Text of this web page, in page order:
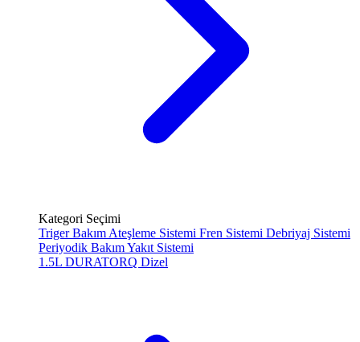
Kategori Seçimi
Triger Bakım Ateşleme Sistemi Fren Sistemi Debriyaj Sistemi
Periyodik BakımYakıt Sistemi
1.5L DURATORQ Dizel